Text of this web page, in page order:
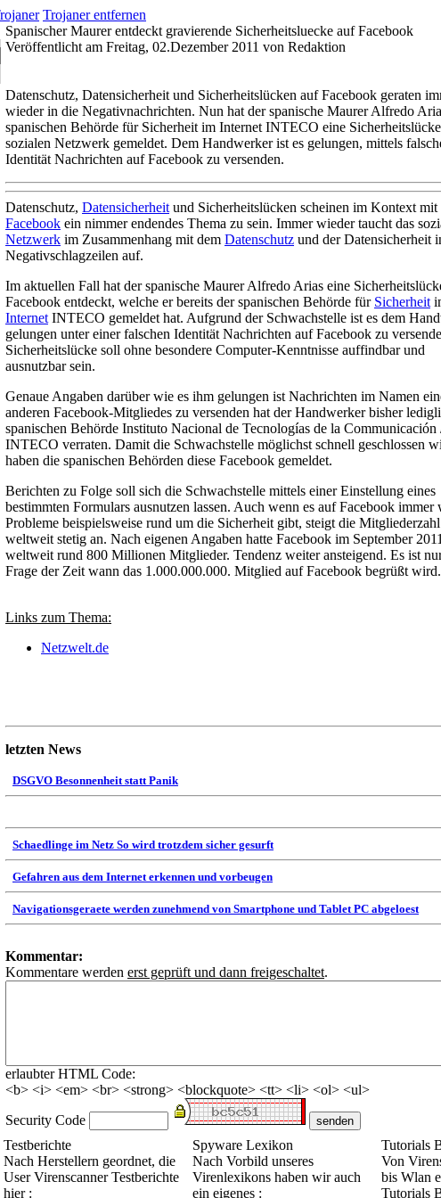
Trojaner entfernen
Spanischer Maurer entdeckt gravierende Sicherheitsluecke auf Facebook
Veröffentlicht am Freitag, 02.Dezember 2011 von Redaktion
Datenschutz, Datensicherheit und Sicherheitslücken auf Facebook geraten
wieder in die Negativnachrichten. Nun hat der spanische Maurer Alfredo
spanischen Behörde für Sicherheit im Internet INTECO eine
sozialen Netzwerk gemeldet. Dem Handwerker ist es gelungen, mittels
Identität Nachrichten auf Facebook zu versenden.
Datenschutz, Datensicherheit und Sicherheitslücken scheinen im Kontext mit
Facebook ein nimmer endendes Thema zu sein. Immer wieder taucht das
Netzwerk im Zusammenhang mit dem Datenschutz und der Datensicherheit
Negativschlagzeilen auf.
Im aktuellen Fall hat der spanische Maurer Alfredo Arias eine
Facebook entdeckt, welche er bereits der spanischen Behörde für Sicherheit
Internet INTECO gemeldet hat. Aufgrund der Schwachstelle ist es dem
gelungen unter einer falschen Identität Nachrichten auf Facebook zu
Sicherheitslücke soll ohne besondere Computer-Kenntnisse auffindbar und
ausnutzbar sein.
Genaue Angaben darüber wie es ihm gelungen ist Nachrichten im Namen
anderen Facebook-Mitgliedes zu versenden hat der Handwerker bisher
spanischen Behörde Instituto Nacional de Tecnologías de la Communicación
INTECO verraten. Damit die Schwachstelle möglichst schnell geschlossen
haben die spanischen Behörden diese Facebook gemeldet.
Berichten zu Folge soll sich die Schwachstelle mittels einer Einstellung eines
bestimmten Formulars ausnutzen lassen. Auch wenn es auf Facebook immer
Probleme beispielsweise rund um die Sicherheit gibt, steigt die Mitgliederzahl
weltweit stetig an. Nach eigenen Angaben hatte Facebook im September 2011
weltweit rund 800 Millionen Mitglieder. Tendenz weiter ansteigend. Es ist
Frage der Zeit wann das 1.000.000.000. Mitglied auf Facebook begrüßt wird.
Links zum Thema:
Netzwelt.de
letzten News
DSGVO Besonnenheit statt Panik
Schaedlinge im Netz So wird trotzdem sicher gesurft
Gefahren aus dem Internet erkennen und vorbeugen
Navigationsgeraete werden zunehmend von Smartphone und Tablet PC abgeloest
Kommentar:
Kommentare werden erst geprüft und dann freigeschaltet.
erlaubter HTML Code:
<b> <i> <em> <br> <strong> <blockquote> <tt> <li> <ol> <ul>
Security Code
Testberichte
Nach Herstellern geordnet, die
User Virenscanner Testberichte
hier :
Spyware Lexikon
Nach Vorbild unseres
Virenlexikons haben wir auch
ein eigenes :
Tutorials
Von
bis Wlan
Tutorials